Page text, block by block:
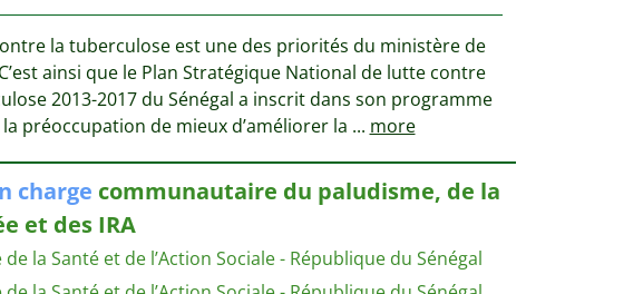
la tuberculose est une des priorités du ministère de
ainsi que le Plan Stratégique National de lutte contre
2013-2017 du Sénégal a inscrit dans son programme
la préoccupation de mieux d’améliorer la ... more
charge communautaire du paludisme, de la
et des IRA
la Santé et de l’Action Sociale - République du Sénégal